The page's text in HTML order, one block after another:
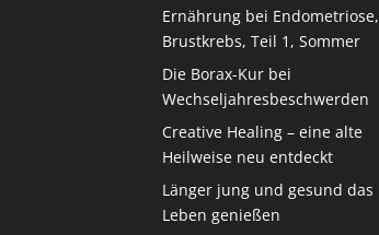
Ernährung bei Endometriose,
Brustkrebs, Teil 1, Sommer
Die Borax-Kur bei
Wechseljahresbeschwerden
Creative Healing – eine alte
Heilweise neu entdeckt
Länger jung und gesund das
Leben genießen